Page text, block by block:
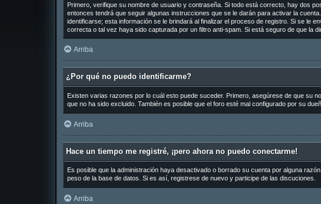
Primero, verifique su nombre de usuario y contraseña. Si todo está correcto, hay dos
entonces tendrá que seguir algunas instrucciones que se le darán para activar la
identificarse; esta información se le brindará al finalizar el proceso de registro. Si se le
correcta o tal vez haya sido capturada por un filtro anti-spam. Si está seguro de que la
Arriba
¿Por qué no puedo identificarme?
Existen varias razones por lo cuál esto puede suceder. Primero, asegúrese de que su
que no ha sido excluido. También es posible que el foro esté mal configurado por su
Arriba
Hace un tiempo me registré, ¡pero ahora no puedo conectarme!
Es posible que la administración haya desactivado o borrado su cuenta por alguna
peso de la base de datos. Si es así, registrese de nuevo y participe de las discuciones.
Arriba